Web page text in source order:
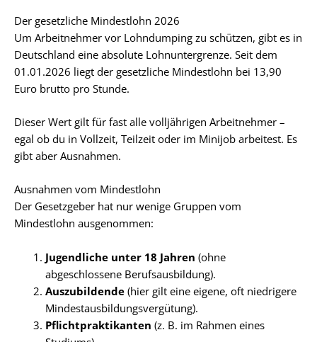
Der gesetzliche Mindestlohn 2026
Um Arbeitnehmer vor Lohndumping zu schützen, gibt es in
Deutschland eine absolute Lohnuntergrenze. Seit dem
01.01.2026 liegt der gesetzliche Mindestlohn bei 13,90
Euro brutto pro Stunde.
Dieser Wert gilt für fast alle volljährigen Arbeitnehmer –
egal ob du in Vollzeit, Teilzeit oder im Minijob arbeitest. Es
gibt aber Ausnahmen.
Ausnahmen vom Mindestlohn
Der Gesetzgeber hat nur wenige Gruppen vom
Mindestlohn ausgenommen:
Jugendliche unter 18 Jahren (ohne
abgeschlossene Berufsausbildung).
Auszubildende(hier gilt eine eigene, oft niedrigere
Mindestausbildungsvergütung).
Pflichtpraktikanten (z. B. im Rahmen eines